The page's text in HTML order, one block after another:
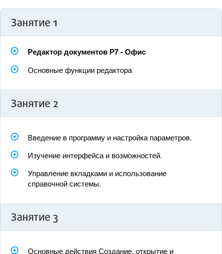
Занятие 1
Редактор документов Р7 - Офис
Основные функции редактора
Занятие 2
Введение в программу и настройка параметров.
Изучение интерфейса и возможностей.
Управление вкладками и использование
справочной системы.
Занятие 3
Основные действия Создание, открытие и